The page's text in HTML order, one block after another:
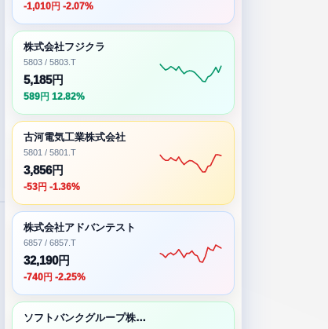
-1,010円 -2.07%
株式会社フジクラ
5803 / 5803.T
5,185円
589円 12.82%
古河電気工業株式会社
5801 / 5801.T
3,856円
-53円 -1.36%
株式会社アドバンテスト
6857 / 6857.T
32,190円
-740円 -2.25%
ソフトバンクグループ株式会社